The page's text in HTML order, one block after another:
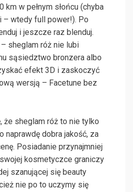
km w pełnym słońcu (chyba
– wtedy full power!). Po
i jeszcze raz blenduj.
sheglam róż nie lubi
sąsiedztwo bronzera albo
efekt 3D i zaskoczyć
wersją – Facetune bez
że sheglam róż to nie tylko
naprawdę dobra jakość, za
Posiadanie przynajmniej
kosmetyczce graniczy
szanującej się beauty
nie po to uczymy się